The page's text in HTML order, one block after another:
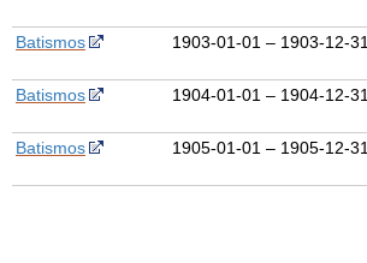
Batismos 1903-01-01 – 1903-12-31
Batismos 1904-01-01 – 1904-12-31
Batismos 1905-01-01 – 1905-12-31